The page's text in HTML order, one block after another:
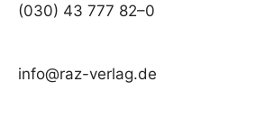
(030) 43 777 82–0
info@raz-verlag.de